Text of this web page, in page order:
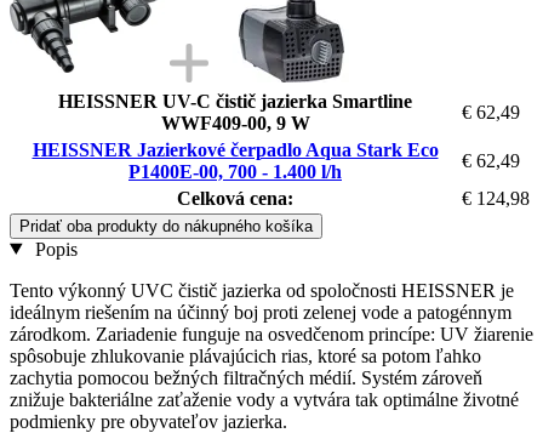
HEISSNER UV-C čistič jazierka Smartline
WWF409-00, 9 W
€ 62,49
HEISSNER Jazierkové čerpadlo Aqua Stark Eco
P1400E-00, 700 - 1.400 l/h
€ 62,49
Celková cena:
€ 124,98
Pridať oba produkty do nákupného košíka
Popis
Tento výkonný UVC čistič jazierka od spoločnosti HEISSNER je
ideálnym riešením na účinný boj proti zelenej vode a patogénnym
zárodkom. Zariadenie funguje na osvedčenom princípe: UV žiarenie
spôsobuje zhlukovanie plávajúcich rias, ktoré sa potom ľahko
zachytia pomocou bežných filtračných médií. Systém zároveň
znižuje bakteriálne zaťaženie vody a vytvára tak optimálne životné
podmienky pre obyvateľov jazierka.